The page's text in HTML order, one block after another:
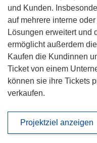
und Kunden.
auf mehrere interne
Lösungen erweitert und
ermöglicht außerdem
Kaufen die Kundinnen
Ticket von einem
können sie ihre Tickets
verkaufen.
Projektziel anzeigen